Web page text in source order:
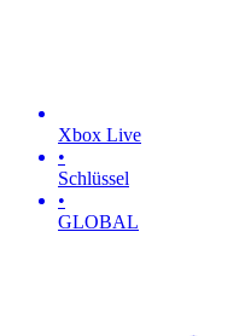
Xbox Live
•
Schlüssel
•
GLOBAL